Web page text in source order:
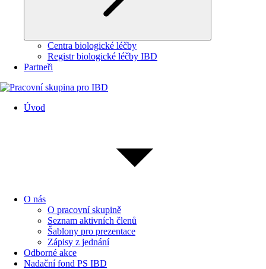
Centra biologické léčby
Registr biologické léčby IBD
Partneři
Úvod
O nás
O pracovní skupině
Seznam aktivních členů
Šablony pro prezentace
Zápisy z jednání
Odborné akce
Nadační fond PS IBD